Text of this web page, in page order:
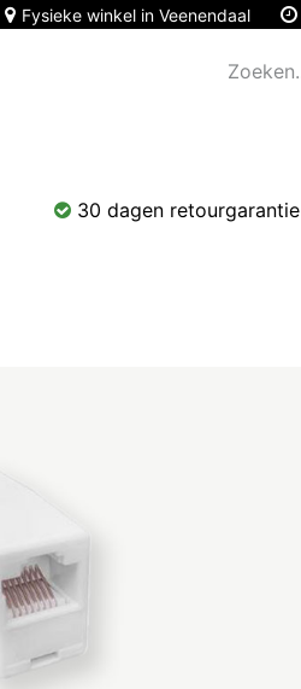
Fysieke winkel in Veenendaal
30 dagen retourgarantie